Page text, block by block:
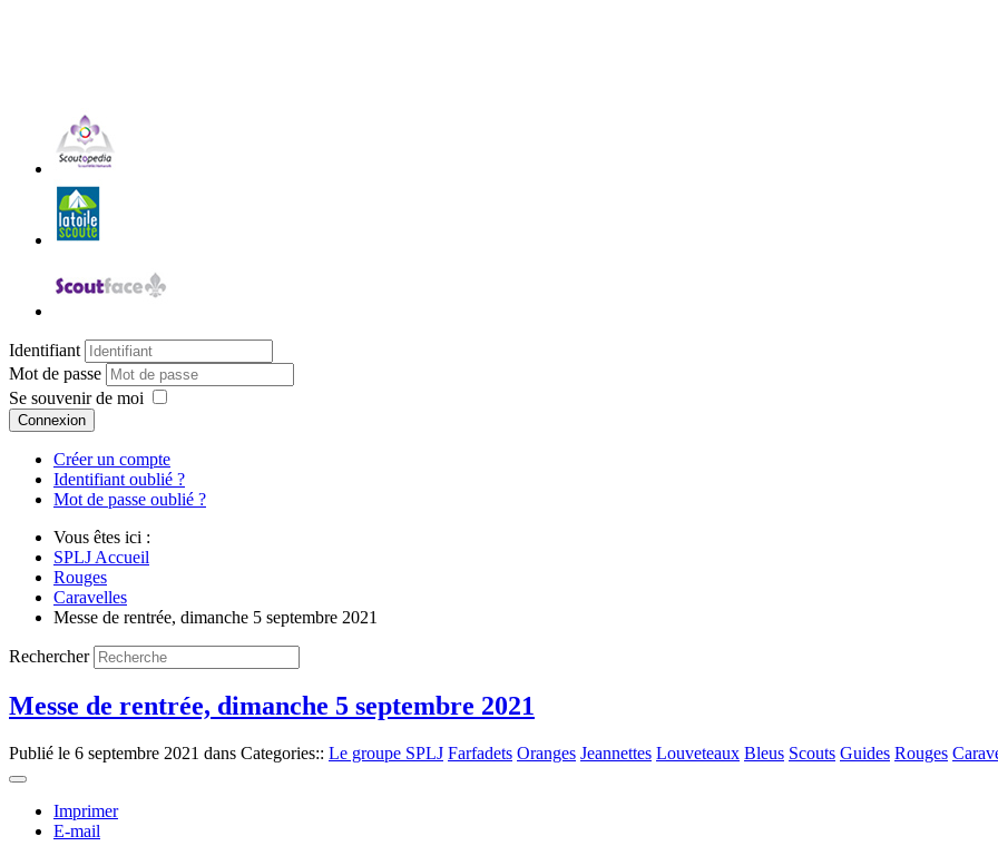
Identifiant
Mot de passe
Se souvenir de moi
Connexion
Créer un compte
Identifiant oublié ?
Mot de passe oublié ?
Vous êtes ici :
SPLJ Accueil
Rouges
Caravelles
Messe de rentrée, dimanche 5 septembre 2021
Rechercher
Messe de rentrée, dimanche 5 septembre 2021
Publié le 6 septembre 2021 dans Categories:: Le groupe SPLJ Farfadets Oranges Jeannettes Louveteaux Bleus Scouts Guides Rouges
Imprimer
E-mail